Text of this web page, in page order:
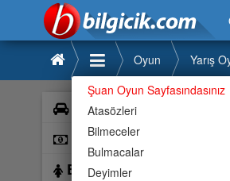
Şuan Oyun Sayfasındasınız
Atasözleri
Bilmeceler
Bulmacalar
Deyimler
Oyun Yarış
Araba
Bilardo
Barbie